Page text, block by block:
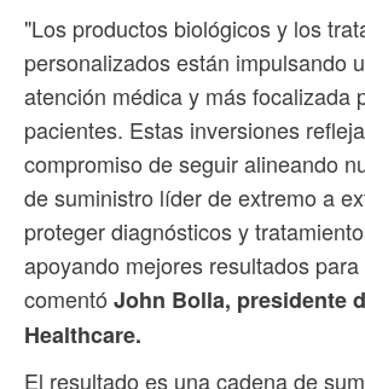
"Los productos biológicos y los
personalizados están impulsando
atención médica y más focalizada
pacientes. Estas inversiones
compromiso de seguir alineando
de suministro líder de extremo a
proteger diagnósticos y
apoyando mejores resultados
comentó John Bolla, presidente
Healthcare.
El resultado es una cadena de